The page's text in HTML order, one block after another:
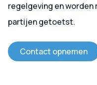
regelgeving en
partijen getoetst.
Contact opnemen